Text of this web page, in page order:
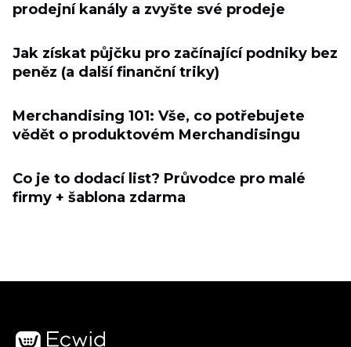
prodejní kanály a zvyšte své prodeje
Jak získat půjčku pro začínající podniky bez
peněz (a další finanční triky)
Merchandising 101: Vše, co potřebujete
vědět o produktovém Merchandisingu
Co je to dodací list? Průvodce pro malé
firmy + šablona zdarma